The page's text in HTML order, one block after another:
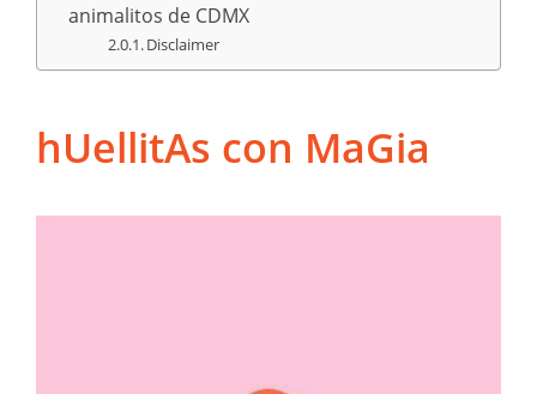
animalitos de CDMX
Disclaimer
hUellitAs con MaGia